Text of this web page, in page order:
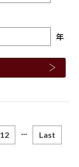
年
12 ... Last